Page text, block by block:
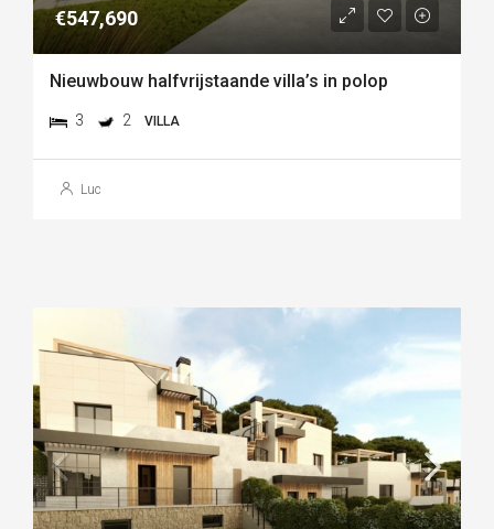
€547,690
Nieuwbouw halfvrijstaande villa’s in polop
3 2 VILLA
Luc